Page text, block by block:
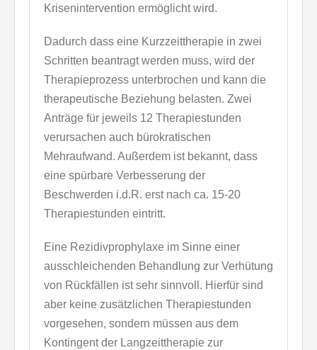
Krisenintervention ermöglicht wird.
Dadurch dass eine Kurzzeittherapie in zwei
Schritten beantragt werden muss, wird der
Therapieprozess unterbrochen und kann die
therapeutische Beziehung belasten. Zwei
Anträge für jeweils 12 Therapiestunden
verursachen auch bürokratischen
Mehraufwand. Außerdem ist bekannt, dass
eine spürbare Verbesserung der
Beschwerden i.d.R. erst nach ca. 15-20
Therapiestunden eintritt.
Eine Rezidivprophylaxe im Sinne einer
ausschleichenden Behandlung zur Verhütung
von Rückfällen ist sehr sinnvoll. Hierfür sind
aber keine zusätzlichen Therapiestunden
vorgesehen, sondern müssen aus dem
Kontingent der Langzeittherapie zur